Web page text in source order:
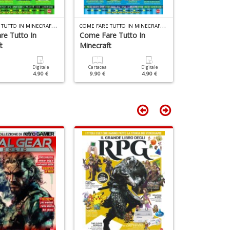
C
OME FARE TUTTO IN MINECRAFT N.20
Tutto In
Digitale
4.90 €
C
OME FARE TUTTO IN MINECRAFT N.19
Come Fare Tutto In
Minecraft
Cartacea
9.90 €
Digitale
4.90 €